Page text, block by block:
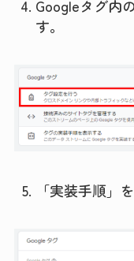
Googleタグ内
す。
「実装手順」